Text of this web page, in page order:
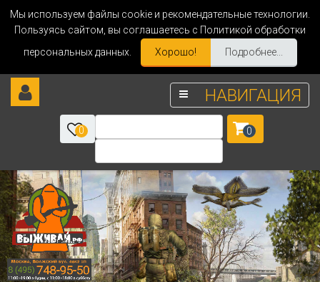
Мы используем файлы cookie и рекомендательные технологии.
Пользуясь сайтом, вы соглашаетесь с Политикой обработки
персональных данных.
Хорошо! Подробнее...
НАВИГАЦИЯ
0 0